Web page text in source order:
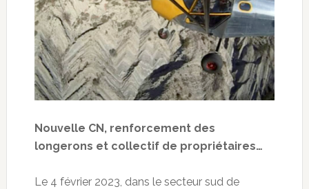
Nouvelle CN, renforcement des
longerons et collectif de propriétaires…
Le 4 février 2023, dans le secteur sud de